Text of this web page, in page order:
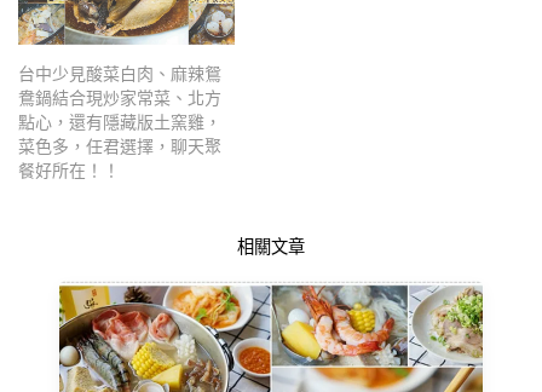
台中少見酸菜白肉、麻辣鴛
鴦鍋結合現炒家常菜、北方
點心，還有隱藏版土窯雞，
菜色多，任君選擇，聊天聚
餐好所在！！
相關文章